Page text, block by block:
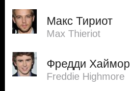
Макс Тириот
Max Thieriot
Фредди Хаймор
Freddie Highmore